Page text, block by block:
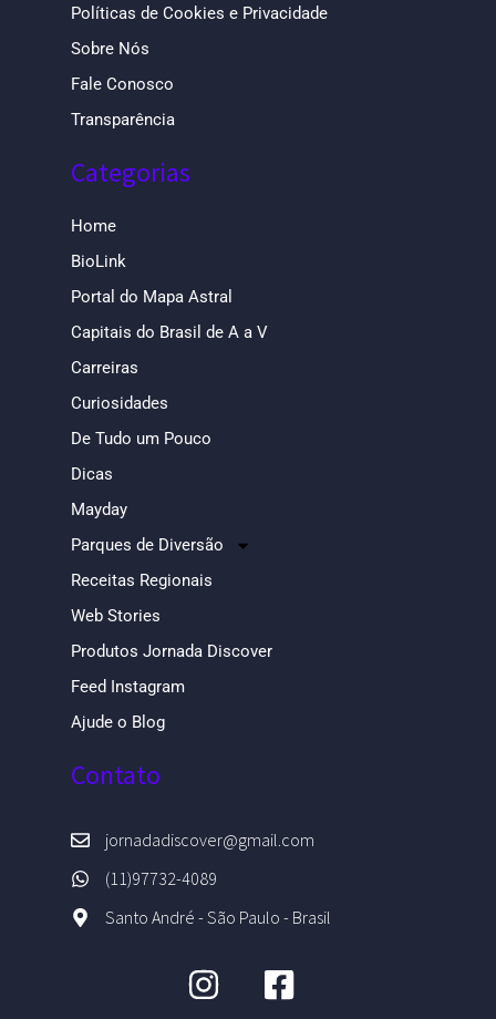
Políticas de Cookies e Privacidade
Sobre Nós
Fale Conosco
Transparência
Categorias
Home
BioLink
Portal do Mapa Astral
Capitais do Brasil de A a V
Carreiras
Curiosidades
De Tudo um Pouco
Dicas
Mayday
Parques de Diversão
Receitas Regionais
Web Stories
Produtos Jornada Discover
Feed Instagram
Ajude o Blog
Contato
jornadadiscover@gmail.com
(11)97732-4089
Santo André - São Paulo - Brasil